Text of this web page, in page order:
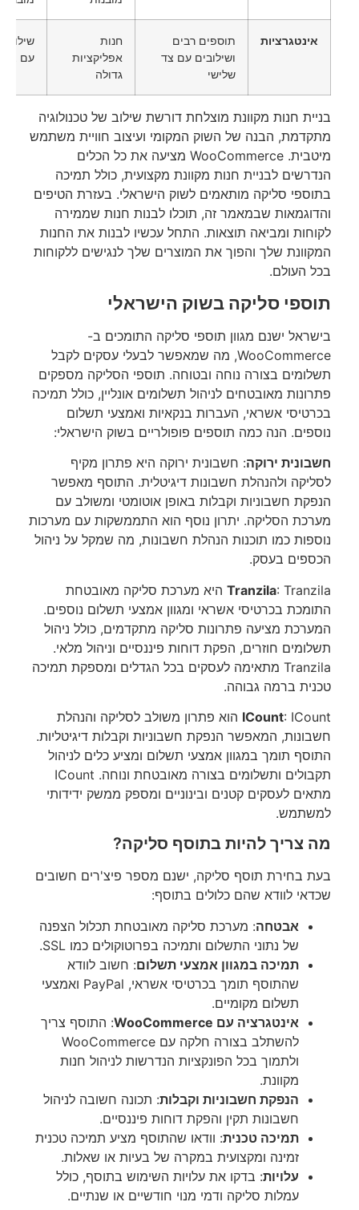
אינטגרציות
תוספים רבים
ושילובים עם צד
שלישי
חנות
אפליקציות
גדולה
עם צד
בניית חנות מקוונת מוצלחת דורשת שילוב של טכנולוגיה
מתקדמת, הבנה של השוק המקומי ועיצוב חוויית משתמש
מיטבית. WooCommerce מציעה את כל הכלים
הנדרשים לבניית חנות מקוונת מקצועית, כולל תמיכה
בתוספי סליקה מותאמים לשוק הישראלי. בעזרת הטיפים
והדוגמאות שבמאמר זה, תוכלו לבנות חנות שממירה
לקוחות ומביאה תוצאות. התחל עכשיו לבנות את החנות
המקוונת שלך והפוך את המוצרים שלך לנגישים ללקוחות
בכל העולם.
תוספי סליקה בשוק הישראלי
בישראל ישנם מגוון תוספי סליקה התומכים ב-
WooCommerce, מה שמאפשר לבעלי עסקים לקבל
תשלומים בצורה נוחה ובטוחה. תוספי הסליקה מספקים
פתרונות מאובטחים לניהול תשלומים אונליין, כולל תמיכה
בכרטיסי אשראי, העברות בנקאיות ואמצעי תשלום
נוספים. הנה כמה תוספים פופולריים בשוק הישראלי:
חשבונית ירוקה: חשבונית ירוקה היא פתרון מקיף
לסליקה ולהנהלת חשבונות דיגיטלית. התוסף מאפשר
הנפקת חשבוניות וקבלות באופן אוטומטי ומשולב עם
מערכת הסליקה. יתרון נוסף הוא התממשקות עם מערכות
נוספות כמו תוכנות הנהלת חשבונות, מה שמקל על ניהול
הכספים בעסק.
Tranzila : Tranzila היא מערכת סליקה מאובטחת
התומכת בכרטיסי אשראי ומגוון אמצעי תשלום נוספים.
המערכת מציעה פתרונות סליקה מתקדמים, כולל ניהול
תשלומים חוזרים, הפקת דוחות פיננסיים וניהול מלאי.
Tranzila מתאימה לעסקים בכל הגדלים ומספקת תמיכה
טכנית ברמה גבוהה.
ICount : ICount הוא פתרון משולב לסליקה והנהלת
חשבונות, המאפשר הנפקת חשבוניות וקבלות דיגיטליות.
התוסף תומך במגוון אמצעי תשלום ומציע כלים לניהול
תקבולים ותשלומים בצורה מאובטחת ונוחה. ICount
מתאים לעסקים קטנים ובינוניים ומספק ממשק ידידותי
למשתמש.
מה צריך להיות בתוסף סליקה?
בעת בחירת תוסף סליקה, ישנם מספר פיצ'רים חשובים
שכדאי לוודא שהם כלולים בתוסף:
אבטחה: מערכת סליקה מאובטחת תכלול הצפנה
של נתוני התשלום ותמיכה בפרוטוקולים כמו SSL.
תמיכה במגוון אמצעי תשלום: חשוב לוודא
שהתוסף תומך בכרטיסי אשראי, PayPal ואמצעי
תשלום מקומיים.
אינטגרציה עם WooCommerce
: התוסף צריך
להשתלב בצורה חלקה עם WooCommerce
ולתמוך בכל הפונקציות הנדרשות לניהול חנות
מקוונת.
הנפקת חשבוניות וקבלות: תכונה חשובה לניהול
חשבונות תקין והפקת דוחות פיננסיים.
תמיכה טכנית: וודאו שהתוסף מציע תמיכה טכנית
זמינה ומקצועית במקרה של בעיות או שאלות.
עלויות: בדקו את עלויות השימוש בתוסף, כולל
עמלות סליקה ודמי מנוי חודשיים או שנתיים.